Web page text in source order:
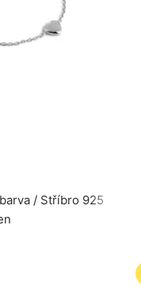
/ Stříbro 925